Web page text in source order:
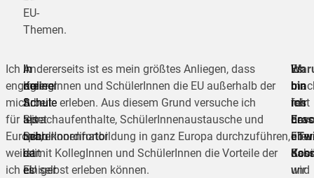
EU-
Themen.
Ich
engagiere
mich
für
Europa,
weil
ich
In
der
Schule
leitet
mich
seit
einiger
In
meiner
Arbeit
als
Schulkoordinator
ist
es
Andererseits ist es mein größtes Anliegen, dass
KollegInnen und SchülerInnen die EU außerhalb der
Schule erleben. Aus diesem Grund versuche ich
Sprachaufenthalte, SchülerInnenaustausche und
LehrerInnenfortbildung in ganz Europa durchzuführen,
damit KollegInnen und SchülerInnen die Vorteile der
EU selbst erleben können.
Es
mir
und
bin
ich
Ich
bin
fest
dass
wir